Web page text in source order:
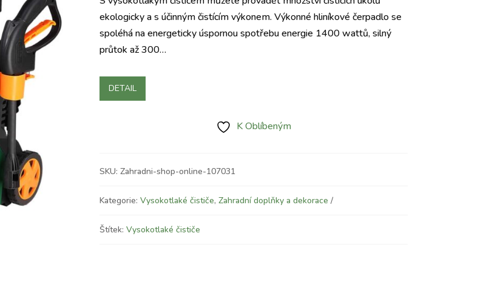
byla:
3.240 Kč.
je:
2.330 Kč.
ekologicky a s účinným čistícím výkonem. Výkonné hliníkové čerpadlo se
spoléhá na energeticky úspornou spotřebu energie 1400 wattů, silný
průtok až 300…
DETAIL
K Oblíbeným
SKU: Zahradni-shop-online-107031
Kategorie: Vysokotlaké čističe, Zahradní doplňky a dekorace
Štítek: Vysokotlaké čističe